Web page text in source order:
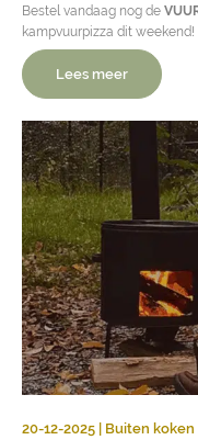
Bestel vandaag nog de
kampvuurpizza dit weekend!
Lees meer
20-12-2025 | Buiten koken